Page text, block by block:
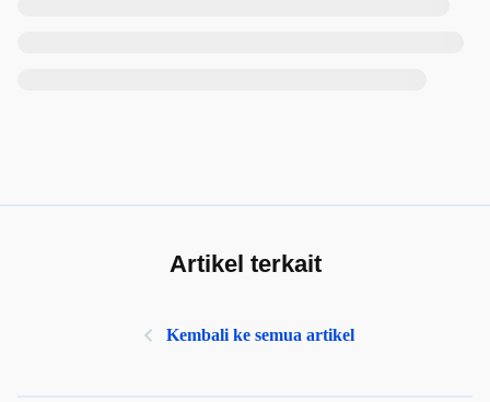
Artikel terkait
Kembali ke semua artikel